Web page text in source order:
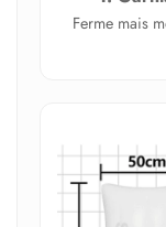
Ferme mais